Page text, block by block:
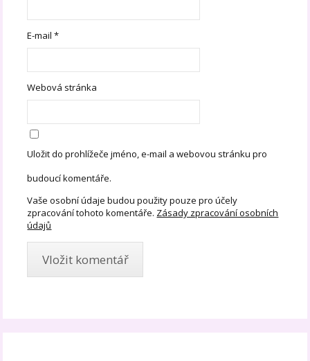
E-mail*
Webová stránka
Uložit do prohlížeče jméno, e-mail a webovou stránku pro
budoucí komentáře.
Vaše osobní údaje budou použity pouze pro účely
zpracování tohoto komentáře. Zásady zpracování osobních
údajů